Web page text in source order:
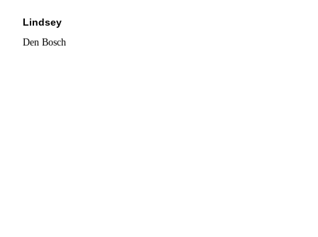
Lindsey
Den Bosch